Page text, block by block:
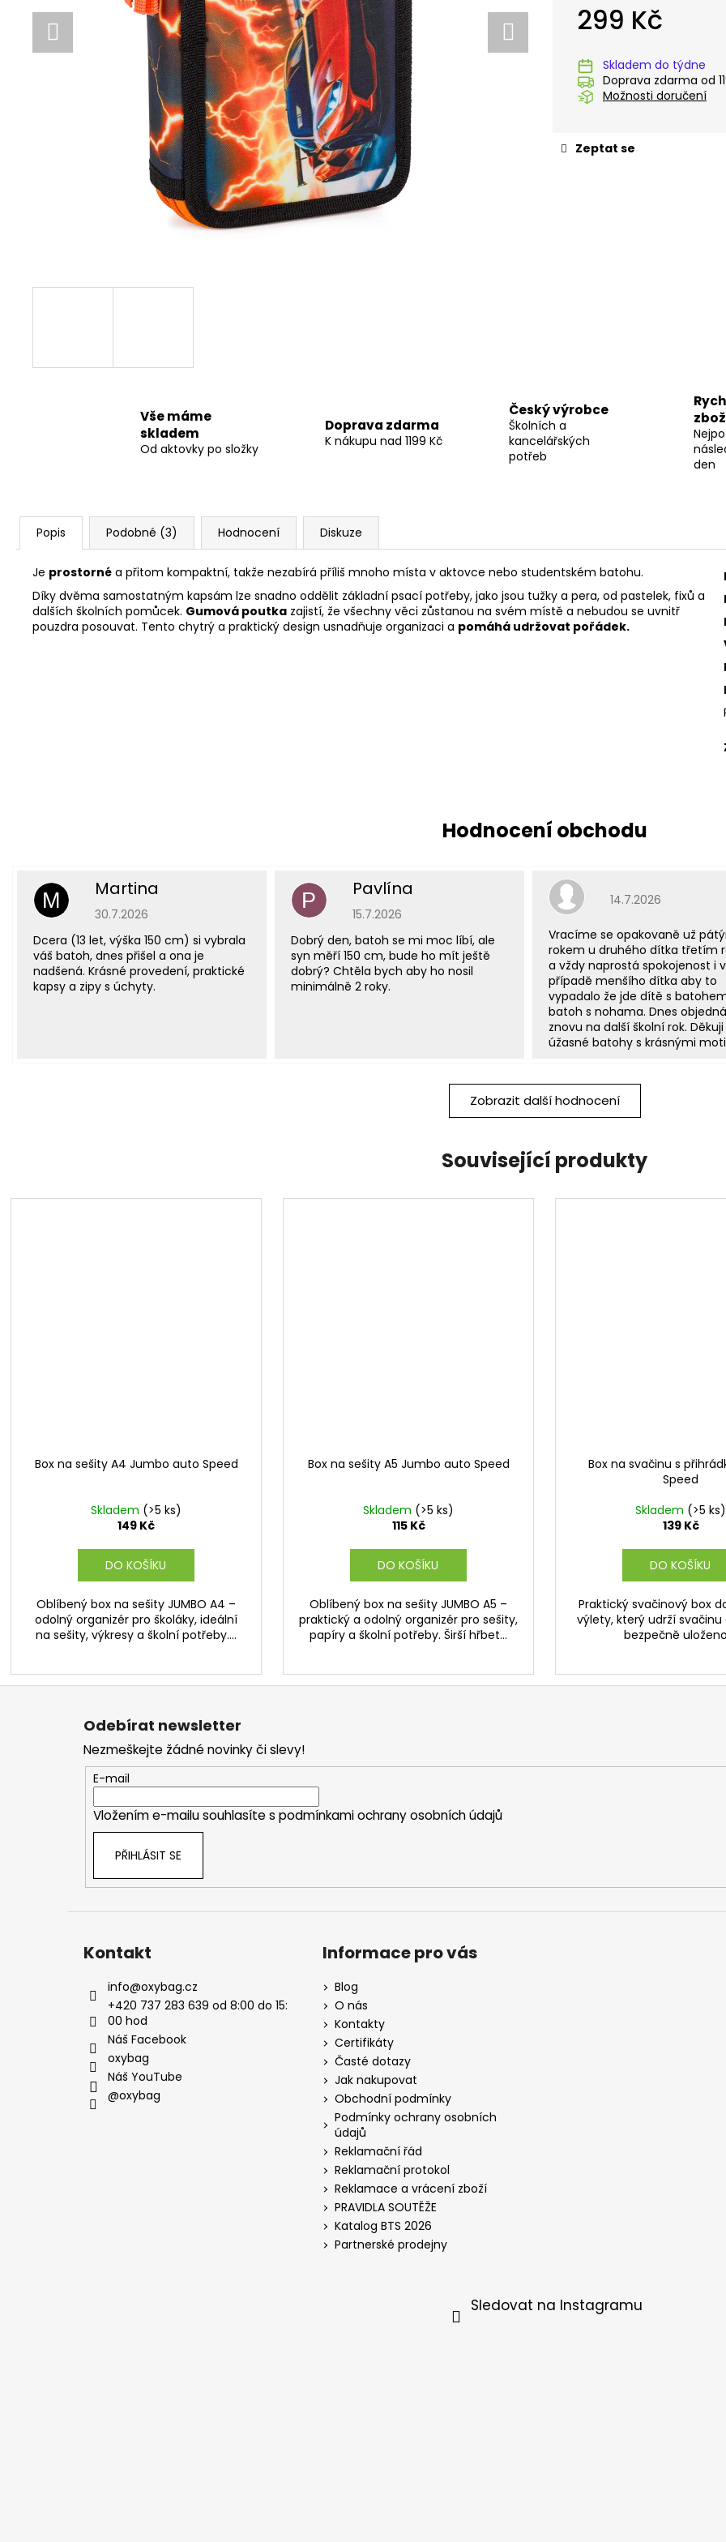
299 Kč
cena:
Skladem do týdne
Doprava zdarma od
Možnosti doručení
Zeptat se
Vše máme
skladem
Od aktovky po složky
Doprava zdarma
K nákupu nad 1199 Kč
Český výrobce
Školních a
kancelářských
potřeb
den
Popis Podobné (3) Hodnocení Diskuze
Je prostorné a přitom kompaktní, takže nezabírá příliš mnoho místa v aktovce nebo studentském batohu.
Díky dvěma samostatným kapsám lze snadno oddělit základní psací potřeby, jako jsou tužky a pera, od pastelek, fixů a
dalších školních pomůcek. Gumová poutka zajistí, že všechny věci zůstanou na svém místě a nebudou se uvnitř
pouzdra posouvat. Tento chytrý a praktický design usnadňuje organizaci a pomáhá udržovat pořádek.
M Martina
Hodnocení obchodu je 5 z 5 hvězdiček.
30.7.2026
Dcera (13 let, výška 150 cm) si vybrala
váš batoh, dnes přišel a ona je
nadšená. Krásné provedení, praktické
kapsy a zipy s úchyty.
P Pavlína
Hodnocení obchodu je 5 z 5 hvězdiček.
15.7.2026
Dobrý den, batoh se mi moc líbí, ale
syn měří 150 cm, bude ho mít ještě
dobrý? Chtěla bych aby ho nosil
minimálně 2 roky.
Hodnocení obchodu
14.7.2026
Vracíme se opakovaně už
rokem u druhého dítka třetím
a vždy naprostá spokojenost i v
případě menšího dítka aby to
vypadalo že jde dítě s
batoh s nohama. Dnes
znovu na další školní rok. Děkuji
úžasné batohy s krásnými
Zobrazit další hodnocení
Související produkty
Box na sešity A4 Jumbo auto Speed
Skladem (>5 ks)
149 Kč
DO KOŠÍKU
Oblíbený box na sešity JUMBO A4 –
odolný organizér pro školáky, ideální
na sešity, výkresy a školní potřeby....
Box na sešity A5 Jumbo auto Speed
Skladem (>5 ks)
115 Kč
DO KOŠÍKU
Oblíbený box na sešity JUMBO A5 –
praktický a odolný organizér pro sešity,
papíry a školní potřeby. Širší hřbet...
Box na svačinu s
Speed
Skladem (>5 ks)
139 Kč
DO KOŠÍKU
Praktický svačinový box
výlety, který udrží
bezpečně
LÁHEV OXY CLICK 600 ML GALAXY
STUDENTSKÝ BATOH OXY SCOOLER
DOTS PINK
1 449 Kč
GRAFFITI PINK
Z
Odebírat newsletter
Nezmeškejte žádné novinky či slevy!
E-mail
Vložením e-mailu souhlasíte s podmínkami ochrany osobních údajů
PŘIHLÁSIT SE
Kontakt
info@oxybag.cz
+420 737 283 639 od 8:00 do 15:
00 hod
Náš Facebook
oxybag
Náš YouTube
@oxybag
Informace pro vás
Blog
O nás
Kontakty
Certifikáty
Časté dotazy
Jak nakupovat
Obchodní podmínky
Podmínky ochrany osobních
údajů
Reklamační řád
Reklamační protokol
Reklamace a vrácení zboží
PRAVIDLA SOUTĚŽE
Katalog BTS 2026
Partnerské prodejny
Sledovat na Instagramu